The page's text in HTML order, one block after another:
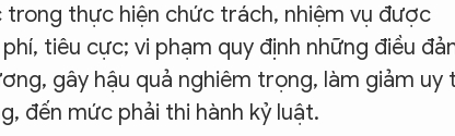
thực hiện chức trách, nhiệm vụ được
tiêu cực; vi phạm quy định những điều
gây hậu quả nghiêm trọng, làm giảm uy
đến mức phải thi hành kỷ luật.